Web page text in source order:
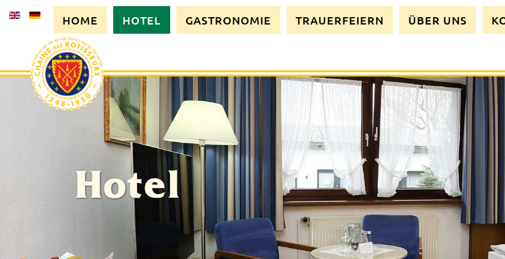
HOME HOTEL GASTRONOMIE TRAUERFEIERN ÜBER UNS
Hotel